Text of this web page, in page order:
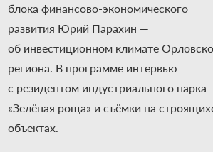
блока финансово-экономического
развития Юрий Парахин —
об инвестиционном климате
региона. В программе интервью
с резидентом индустриального парка
«Зелёная роща» и съёмки на
объектах.